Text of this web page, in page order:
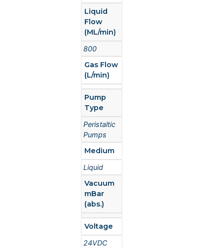
Liquid
Flow
(ML/min)
800
Gas Flow
(L/min)
Pump
Type
Peristaltic
Pumps
Medium
Liquid
Vacuum
mBar
(abs.)
Voltage
24VDC